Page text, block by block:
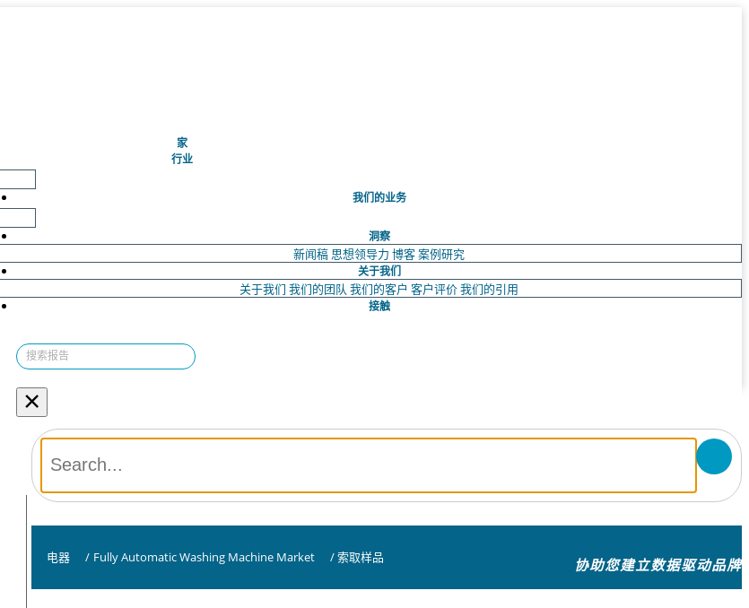
家(当前的)
行业
我们的业务
洞察
新闻稿 思想领导力 博客案例研究
关于我们
关于我们 我们的团队 我们的客户 客户评价我们的引用
接触
×
电器 / Fully Automatic Washing Machine Market / 索取样品 协助您建立数据驱动品牌